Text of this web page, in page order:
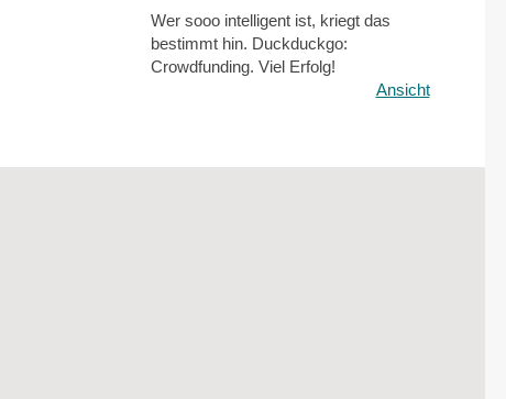
Wer sooo intelligent ist, kriegt das
bestimmt hin. Duckduckgo:
Crowdfunding. Viel Erfolg!
Ansicht